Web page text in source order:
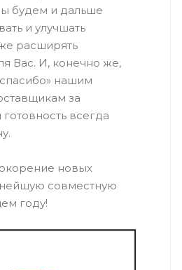
будем и дальше
и улучшать
расширять
Вас. И, конечно же,
нашим
за
всегда
новых
совместную
году!